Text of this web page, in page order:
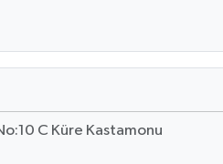
C Küre Kastamonu